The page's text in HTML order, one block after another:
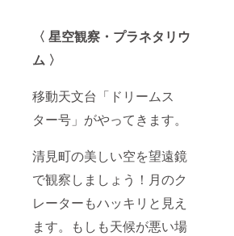
〈 星空観察・プラネタリウ
ム 〉
移動天文台「ドリームス
ター号」がやってきます。
清見町の美しい空を望遠鏡
で観察しましょう！月のク
レーターもハッキリと見え
ます。もしも天候が悪い場